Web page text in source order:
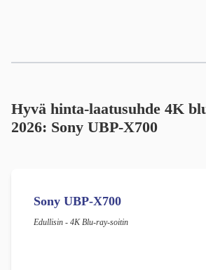
Hyvä hinta-laatusuhde 4K
2026: Sony UBP-X700
Sony UBP-X700
Edullisin - 4K Blu-ray-soitin